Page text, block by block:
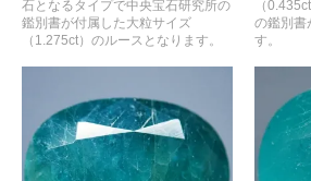
石となるタイプで中央宝石研究所の
鑑別書が付属した大粒サイズ
（1.275ct）のルースとなります。
（
の鑑別書
す。